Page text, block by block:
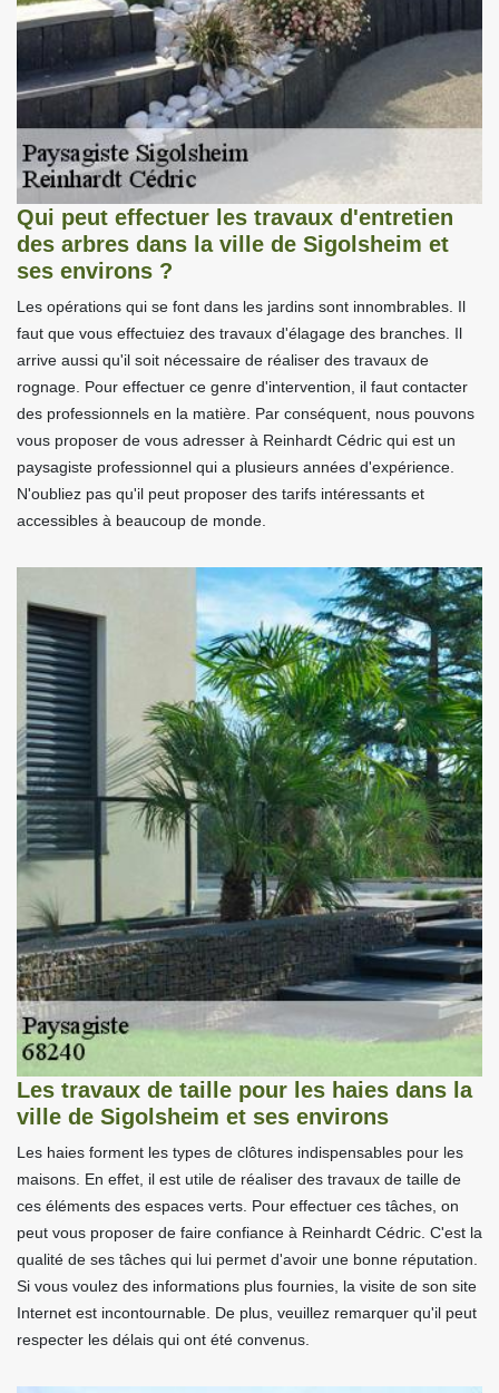
Qui peut effectuer les travaux d'entretien
des arbres dans la ville de Sigolsheim et
ses environs ?
Les opérations qui se font dans les jardins sont innombrables. Il
faut que vous effectuiez des travaux d'élagage des branches. Il
arrive aussi qu'il soit nécessaire de réaliser des travaux de
rognage. Pour effectuer ce genre d'intervention, il faut contacter
des professionnels en la matière. Par conséquent, nous pouvons
vous proposer de vous adresser à Reinhardt Cédric qui est un
paysagiste professionnel qui a plusieurs années d'expérience.
N'oubliez pas qu'il peut proposer des tarifs intéressants et
accessibles à beaucoup de monde.
Les travaux de taille pour les haies dans la
ville de Sigolsheim et ses environs
Les haies forment les types de clôtures indispensables pour les
maisons. En effet, il est utile de réaliser des travaux de taille de
ces éléments des espaces verts. Pour effectuer ces tâches, on
peut vous proposer de faire confiance à Reinhardt Cédric. C'est la
qualité de ses tâches qui lui permet d'avoir une bonne réputation.
Si vous voulez des informations plus fournies, la visite de son site
Internet est incontournable. De plus, veuillez remarquer qu'il peut
respecter les délais qui ont été convenus.